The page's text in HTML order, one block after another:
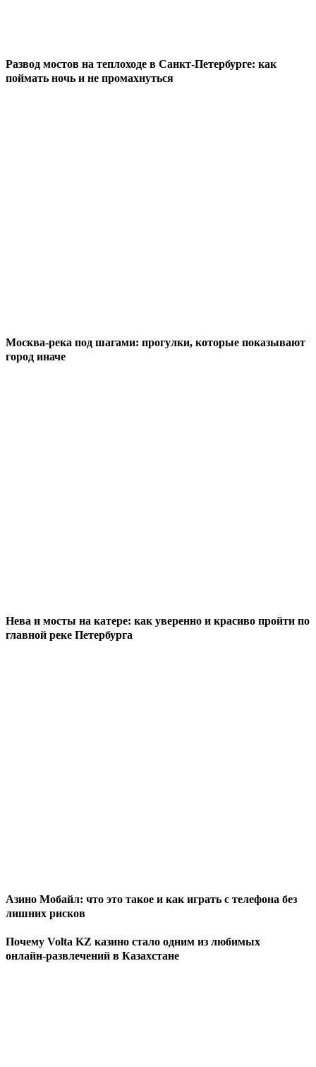
Развод мостов на теплоходе в Санкт-Петербурге: как
поймать ночь и не промахнуться
Москва-река под шагами: прогулки, которые показывают
город иначе
Нева и мосты на катере: как уверенно и красиво пройти по
главной реке Петербурга
Азино Мобайл: что это такое и как играть с телефона без
лишних рисков
Почему Volta KZ казино стало одним из любимых
онлайн‑развлечений в Казахстане